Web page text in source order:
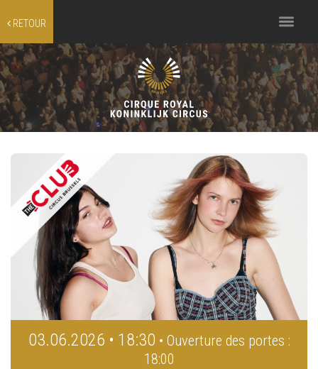
RETOUR
Toggle
navigation
03.06.2026 • 18:30 • Ouverture des portes :
18:00